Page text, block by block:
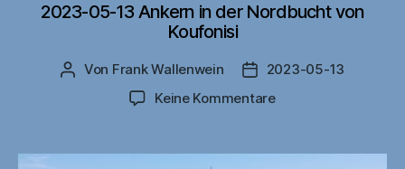
2023-05-13 Ankern in der Nordbucht von
Koufonisi
Beitragsautor
Von Frank Wallenwein
2023-05-13
Keine Kommentarezu
13